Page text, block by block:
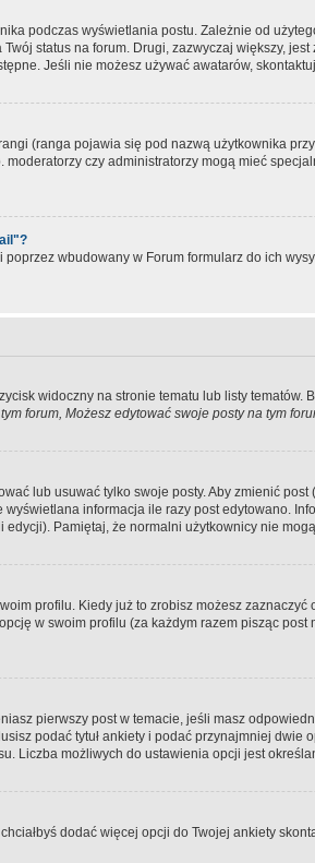
podczas wyświetlania postu. Zależnie od
status na forum. Drugi, zazwyczaj większy,
Jeśli nie możesz używać awatarów,
(ranga pojawia się pod nazwą użytkownika
moderatorzy czy administratorzy mogą mieć
wbudowany w Forum formularz do ich
widoczny na stronie tematu lub listy
forum, Możesz edytować swoje posty na tym
lub usuwać tylko swoje posty. Aby zmienić
informacja ile razy post edytowano.
Pamiętaj, że normalni użytkownicy nie
profilu. Kiedy już to zrobisz możesz zaznaczyć
w swoim profilu (za każdym razem pisząc
pierwszy post w temacie, jeśli masz
podać tytuł ankiety i podać przynajmniej
Liczba możliwych do ustawienia opcji jest
dodać więcej opcji do Twojej ankiety